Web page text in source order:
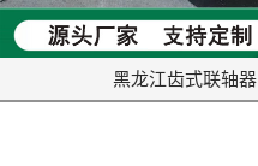
黑龙江齿式联轴器